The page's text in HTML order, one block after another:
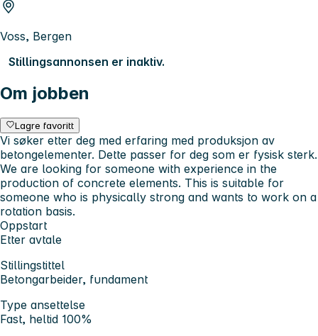
Voss, Bergen
Stillingsannonsen er inaktiv.
Om jobben
Lagre favoritt
Vi søker etter deg med erfaring med produksjon av
betongelementer. Dette passer for deg som er fysisk sterk.
We are looking for someone with experience in the
production of concrete elements. This is suitable for
someone who is physically strong and wants to work on a
rotation basis.
Oppstart
Etter avtale
Stillingstittel
Betongarbeider, fundament
Type ansettelse
Fast, heltid 100%